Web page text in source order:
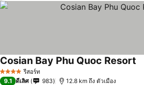
4 ดาว รีสอร์ท
Cosian Bay Phu Quoc Resort
9.1 ดีเลิศ 983 12.8 km ถึง ตัวเมือง